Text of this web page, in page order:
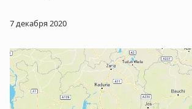
7 декабря 2020